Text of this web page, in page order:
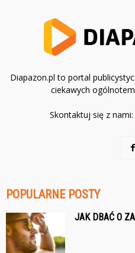
Diapazon.pl to portal
ciekawych
Skontaktuj się z nami:
POPULARNE POSTY
JAK DBAĆ O